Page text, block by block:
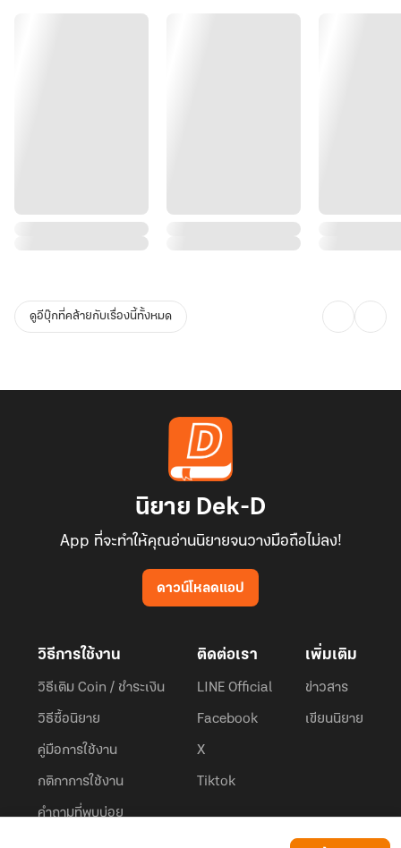
ดูอีบุ๊กที่คล้ายกับเรื่องนี้ทั้งหมด
นิยาย Dek-D
App ที่จะทำให้คุณอ่านนิยายจนวางมือถือไม่ลง!
ดาวน์โหลดแอป
วิธีการใช้งาน
วิธีเติม Coin / ชำระเงิน
วิธีซื้อนิยาย
คู่มือการใช้งาน
กติกาการใช้งาน
คำถามที่พบบ่อย
ติดต่อเรา
LINE Official
Facebook
X
Tiktok
เพิ่มเติม
ข่าวสาร
เขียนนิยาย